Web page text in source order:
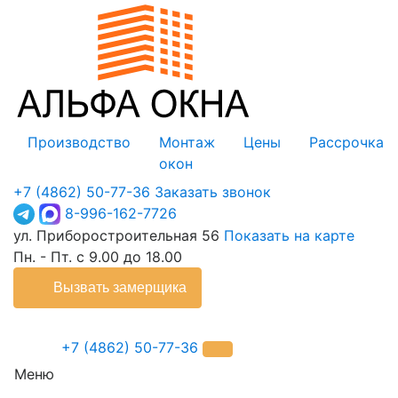
Производство
Монтаж
окон
Цены Рассрочка
+7 (4862) 50-77-36 Заказать звонок
8-996-162-7726
ул. Приборостроительная 56 Показать на карте
Пн. - Пт. с 9.00 до 18.00
Вызвать замерщика
+7 (4862) 50-77-36
Меню